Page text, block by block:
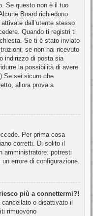
Se questo non è il tuo
Board richiedono
dall’utente stesso
Quando ti registri ti
Se ti è stato inviato
se non hai ricevuto
indirizzo di posta sia
la possibilità di avere
Se sei sicuro che
allora prova a
Per prima cosa
corretti. Di solito il
amministratore: potresti
errore di configurazione.
più a connettermi?!
o disattivato il
rimuovono